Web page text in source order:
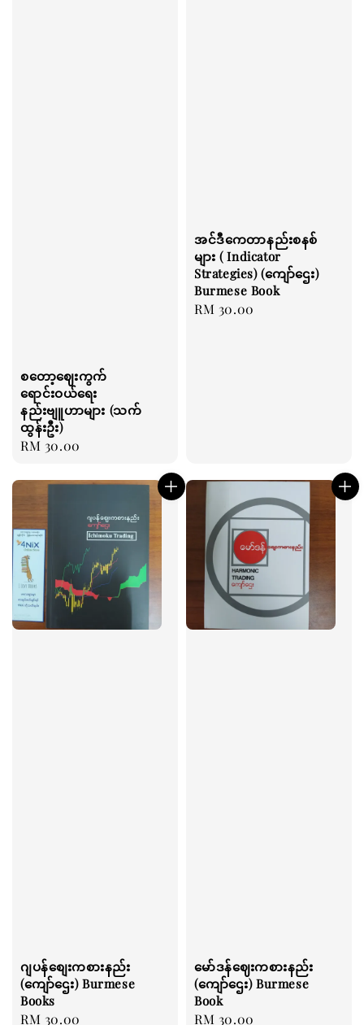
စတော့ဈေးကွက်
ရောင်းဝယ်ရေး
နည်းဗျူဟာများ (သက်
ထွန်းဦး)
Regular
RM 30.00
အင်ဒီကေတာနည်းစနစ်
များ ( Indicator
Strategies) (ကျော်ဌေး)
Burmese Book
Regular
RM 30.00
ဂျပန်စျေးကစားနည်း
(ကျော်ဌေး) Burmese
Books
Regular
RM 30.00
မော်ဒန်ဈေးကစားနည်း
(ကျော်ဌေး) Burmese
Book
Regular
RM 30.00